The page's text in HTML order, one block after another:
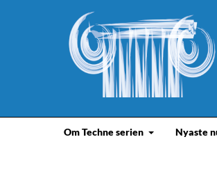
Om Techne serien Nyaste